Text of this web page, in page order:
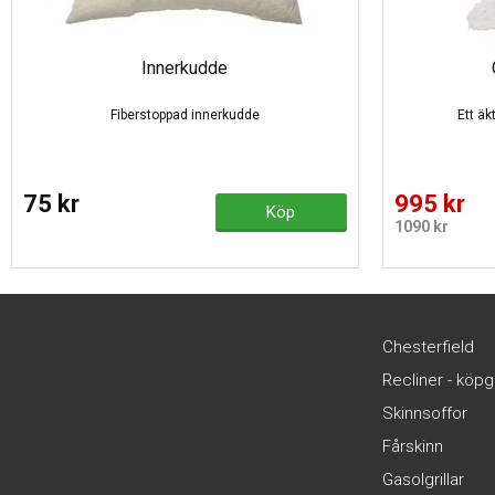
Innerkudde
Fiberstoppad innerkudde
75 kr Köp
Ett
995 kr
1090 kr
Chesterfield
Recliner -
Skinnsoffor
Fårskinn
Gasolgrillar